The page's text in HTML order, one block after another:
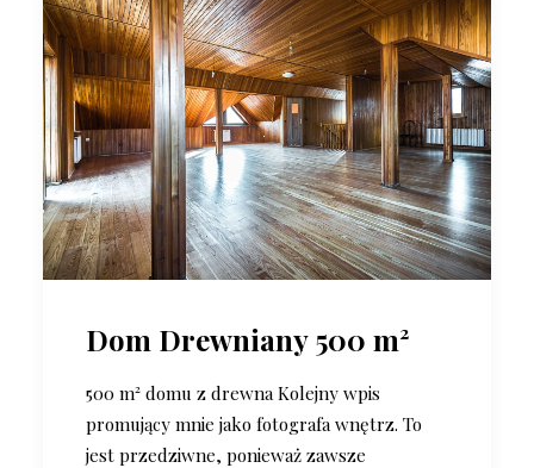
Dom Drewniany 500 m²
500 m² domu z drewna Kolejny wpis
promujący mnie jako fotografa wnętrz. To
jest przedziwne, ponieważ zawsze